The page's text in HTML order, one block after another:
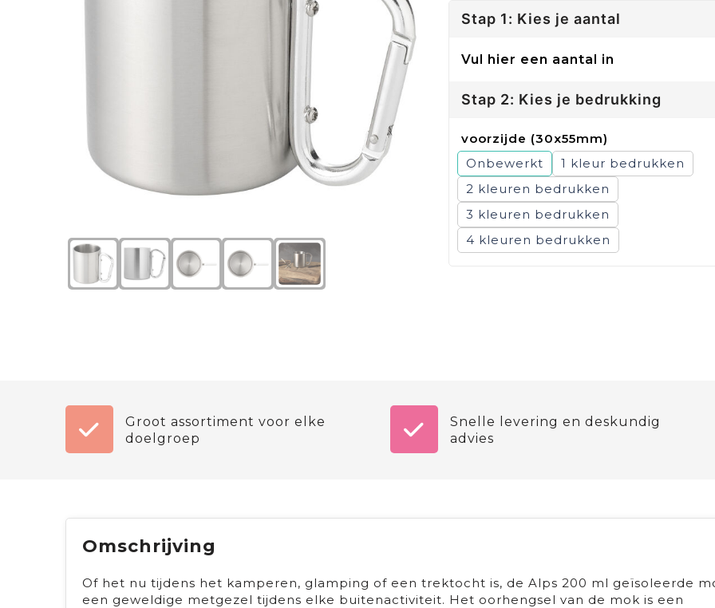
Stap 1: Kies je aantal
Vul hier een aantal in
Stap 2: Kies je bedrukking
voorzijde (30x55mm)
Onbewerkt
1
2
3
4
Groot assortiment voor elke
doelgroep
Snelle levering en deskundig
advies
Omschrijving
Of het nu tijdens het kamperen, glamping of een trektocht is, de Alps 200 ml geïsoleerde
een geweldige metgezel tijdens elke buitenactiviteit. Het oorhengsel van de mok is een